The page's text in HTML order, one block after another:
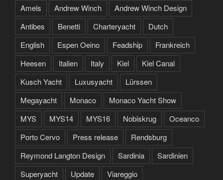
Amels
Andrew Winch
Andrew Winch Design
Antibes
Benetti Charteryacht
Dutch
English
Espen Oeino Feadship
Frankreich
Heesen
Italien Italy Kiel
Kiel Canal
Kusch Yacht
Luxusyacht
Lürssen
Megayacht
Monaco
Monaco Yacht Show
MYS
MYS14 MYS16 Nobiskrug
Oceanco
Porto Cervo
Press release
Rendsburg
Reymond Langton Design
Sardinia
Sardinien
Superyacht
Update
Viareggio